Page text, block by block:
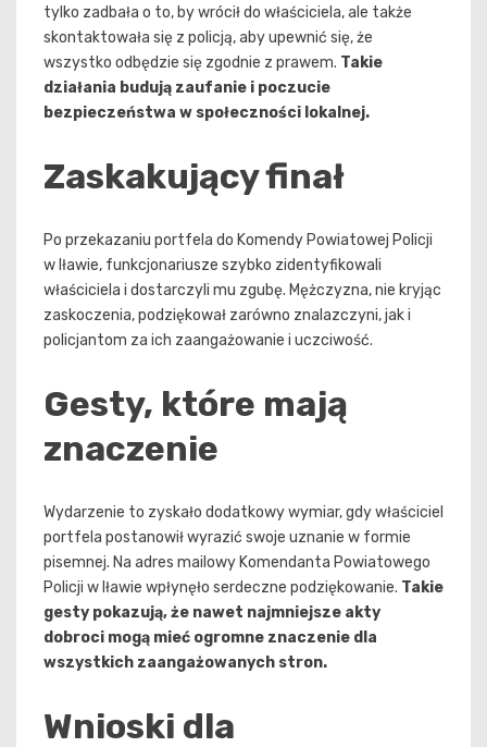
tylko zadbała o to, by wrócił do właściciela, ale także
skontaktowała się z policją, aby upewnić się, że
wszystko odbędzie się zgodnie z prawem. Takie
działania budują zaufanie i poczucie
bezpieczeństwa w społeczności lokalnej.
Zaskakujący finał
Po przekazaniu portfela do Komendy Powiatowej Policji
w Iławie, funkcjonariusze szybko zidentyfikowali
właściciela i dostarczyli mu zgubę. Mężczyzna, nie kryjąc
zaskoczenia, podziękował zarówno znalazczyni, jak i
policjantom za ich zaangażowanie i uczciwość.
Gesty, które mają
znaczenie
Wydarzenie to zyskało dodatkowy wymiar, gdy właściciel
portfela postanowił wyrazić swoje uznanie w formie
pisemnej. Na adres mailowy Komendanta Powiatowego
Policji w Iławie wpłynęło serdeczne podziękowanie. Takie
gesty pokazują, że nawet najmniejsze akty
dobroci mogą mieć ogromne znaczenie dla
wszystkich zaangażowanych stron.
Wnioski dla